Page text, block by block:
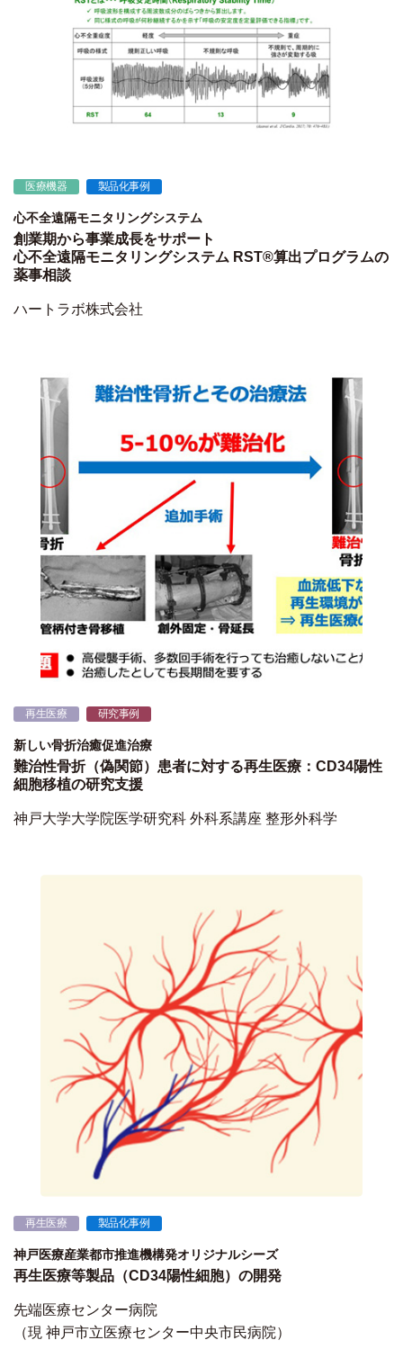
医療機器 製品化事例
心不全遠隔モニタリングシステム
創業期から事業成長をサポート
心不全遠隔モニタリングシステム RST®算出プログラムの
薬事相談
ハートラボ株式会社
再生医療 研究事例
新しい骨折治癒促進治療
難治性骨折（偽関節）患者に対する再生医療：CD34陽性
細胞移植の研究支援
神戸大学大学院医学研究科 外科系講座 整形外科学
再生医療 製品化事例
神戸医療産業都市推進機構発オリジナルシーズ
再生医療等製品（CD34陽性細胞）の開発
先端医療センター病院
（現 神戸市立医療センター中央市民病院）